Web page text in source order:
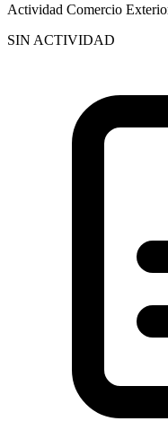
Actividad Comercio
SIN ACTIVIDAD